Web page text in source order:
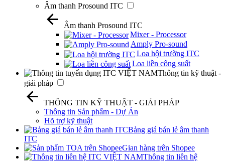
Âm thanh Prosound ITC
Âm thanh Prosound ITC
Mixer - Processor
Amply Pro-sound
Loa hội trường ITC
Loa liền công suất
Thông tin kỹ thuật -
giải pháp
THÔNG TIN KỸ THUẬT - GIẢI PHÁP
Thông tin Sản phẩm - Dự Án
Hõ trợ kỹ thuật
Bảng giá bán lẻ âm thanh
ITC
Gian hàng trên Shopee
Thông tin liên hệ